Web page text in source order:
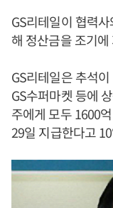
GS리테일이 협력
해 정산금을 조기에
GS리테일은 추석
GS수퍼마켓 등에
주에게 모두 1600
29일 지급한다고